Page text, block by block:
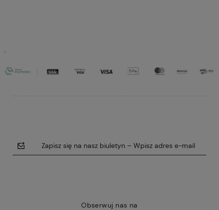
Zapisz się na nasz biuletyn – Wpisz adres e-mail
Obserwuj nas na